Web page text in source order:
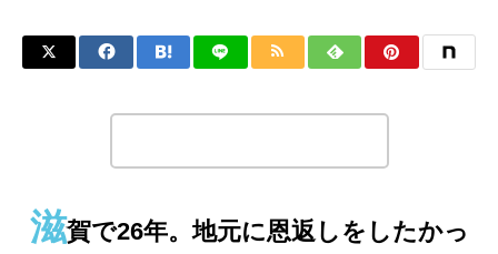
滋賀で26年。地元に恩返しをしたかっ